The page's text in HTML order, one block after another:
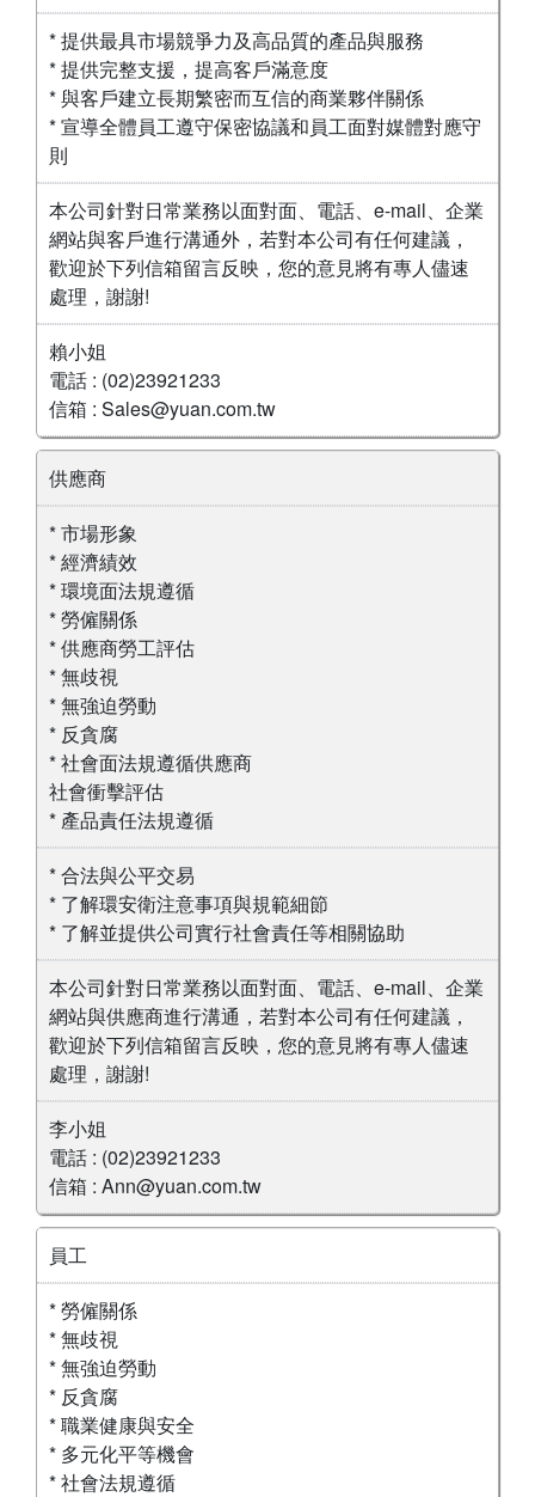
* 提供最具市場競爭力及高品質的產品與服務
* 提供完整支援，提高客戶滿意度
* 與客戶建立長期繁密而互信的商業夥伴關係
* 宣導全體員工遵守保密協議和員工面對媒體對應守
則
本公司針對日常業務以面對面、電話、e-mail、企業
網站與客戶進行溝通外，若對本公司有任何建議，
歡迎於下列信箱留言反映，您的意見將有專人儘速
處理，謝謝!
賴小姐
電話 : (02)23921233
信箱 : Sales@yuan.com.tw
供應商
* 市場形象
* 經濟績效
* 環境面法規遵循
* 勞僱關係
* 供應商勞工評估
* 無歧視
* 無強迫勞動
* 反貪腐
* 社會面法規遵循供應商
社會衝擊評估
* 產品責任法規遵循
* 合法與公平交易
* 了解環安衛注意事項與規範細節
* 了解並提供公司實行社會責任等相關協助
本公司針對日常業務以面對面、電話、e-mail、企業
網站與供應商進行溝通，若對本公司有任何建議，
歡迎於下列信箱留言反映，您的意見將有專人儘速
處理，謝謝!
李小姐
電話 : (02)23921233
信箱 : Ann@yuan.com.tw
員工
* 勞僱關係
* 無歧視
* 無強迫勞動
* 反貪腐
* 職業健康與安全
* 多元化平等機會
* 社會法規遵循